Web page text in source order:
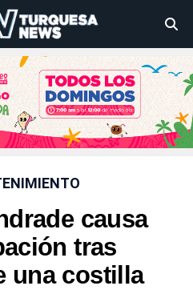
causa
tras
una costilla